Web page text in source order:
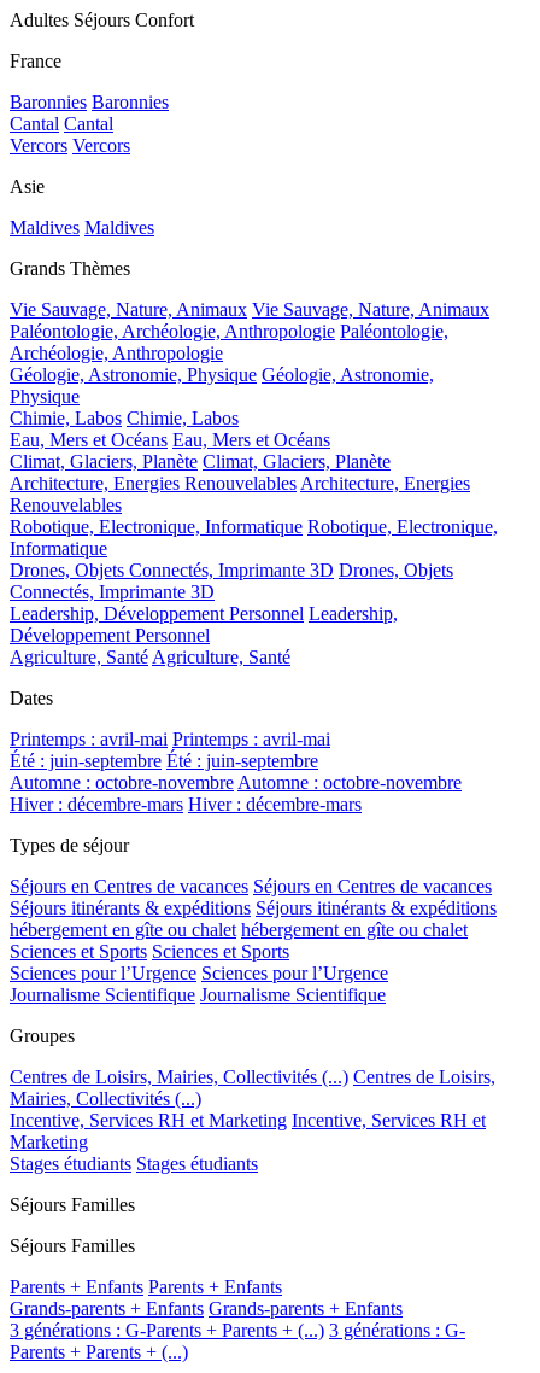
Adultes Séjours Confort
France
Baronnies Baronnies
Cantal Cantal
Vercors Vercors
Asie
Maldives Maldives
Grands Thèmes
Vie Sauvage, Nature, Animaux Vie Sauvage, Nature, Animaux
Paléontologie, Archéologie, Anthropologie Paléontologie,
Archéologie, Anthropologie
Géologie, Astronomie, Physique Géologie, Astronomie,
Physique
Chimie, Labos Chimie, Labos
Eau, Mers et Océans Eau, Mers et Océans
Climat, Glaciers, Planète Climat, Glaciers, Planète
Architecture, Energies Renouvelables Architecture, Energies
Renouvelables
Robotique, Electronique, Informatique Robotique, Electronique,
Informatique
Drones, Objets Connectés, Imprimante 3D Drones, Objets
Connectés, Imprimante 3D
Leadership, Développement Personnel Leadership,
Développement Personnel
Agriculture, Santé Agriculture, Santé
Dates
Printemps : avril-mai Printemps : avril-mai
Été : juin-septembre Été : juin-septembre
Automne : octobre-novembre Automne : octobre-novembre
Hiver : décembre-mars Hiver : décembre-mars
Types de séjour
Séjours en Centres de vacances Séjours en Centres de vacances
Séjours itinérants & expéditions Séjours itinérants & expéditions
hébergement en gîte ou chalet hébergement en gîte ou chalet
Sciences et Sports Sciences et Sports
Sciences pour l’Urgence Sciences pour l’Urgence
Journalisme Scientifique Journalisme Scientifique
Groupes
Centres de Loisirs, Mairies, Collectivités (...) Centres de Loisirs,
Mairies, Collectivités (...)
Incentive, Services RH et Marketing Incentive, Services RH et
Marketing
Stages étudiants Stages étudiants
Séjours Familles
Séjours Familles
Parents + Enfants Parents + Enfants
Grands-parents + Enfants Grands-parents + Enfants
3 générations : G-Parents + Parents + (...) 3 générations : G-
Parents + Parents + (...)